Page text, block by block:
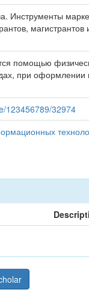
Инструменты
помощью
при оформлении
123456789/32974